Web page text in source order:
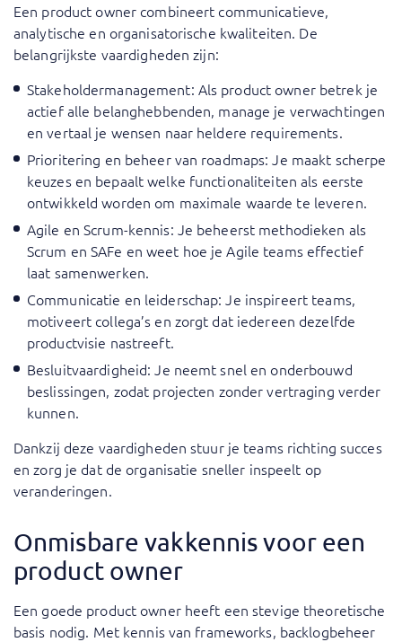
Een product owner combineert communicatieve,
analytische en organisatorische kwaliteiten. De
belangrijkste vaardigheden zijn:
Stakeholdermanagement: Als product owner betrek je
actief alle belanghebbenden, manage je verwachtingen
en vertaal je wensen naar heldere requirements.
Prioritering en beheer van roadmaps: Je maakt scherpe
keuzes en bepaalt welke functionaliteiten als eerste
ontwikkeld worden om maximale waarde te leveren.
Agile en Scrum-kennis: Je beheerst methodieken als
Scrum en SAFe en weet hoe je Agile teams effectief
laat samenwerken.
Communicatie en leiderschap: Je inspireert teams,
motiveert collega’s en zorgt dat iedereen dezelfde
productvisie nastreeft.
Besluitvaardigheid: Je neemt snel en onderbouwd
beslissingen, zodat projecten zonder vertraging verder
kunnen.
Dankzij deze vaardigheden stuur je teams richting succes
en zorg je dat de organisatie sneller inspeelt op
veranderingen.
Onmisbare vakkennis voor een
product owner
Een goede product owner heeft een stevige theoretische
basis nodig. Met kennis van frameworks, backlogbeheer